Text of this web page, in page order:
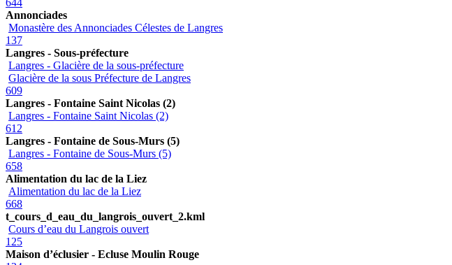
Annonciades
Monastère des Annonciades Célestes de Langres
137
Langres - Sous-préfecture
Langres - Glacière de la sous-préfecture
Glacière de la sous Préfecture de Langres
609
Langres - Fontaine Saint Nicolas (2)
Langres - Fontaine Saint Nicolas (2)
612
Langres - Fontaine de Sous-Murs (5)
Langres - Fontaine de Sous-Murs (5)
658
Alimentation du lac de la Liez
Alimentation du lac de la Liez
668
t_cours_d_eau_du_langrois_ouvert_2.kml
Cours d’eau du Langrois ouvert
125
Maison d’éclusier - Ecluse Moulin Rouge